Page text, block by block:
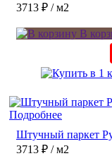
3713 ₽ / м2
В
Подробнее
Штучный паркет
3713 ₽ / м2